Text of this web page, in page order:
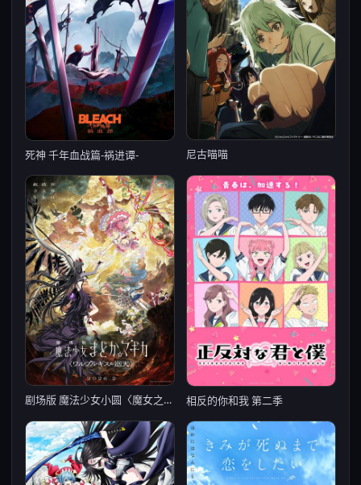
死神 千年血战篇-祸进谭- 尼古喵喵
剧场版 魔法少女小圆〈魔女之夜的回天〉 相反的你和我 第二季